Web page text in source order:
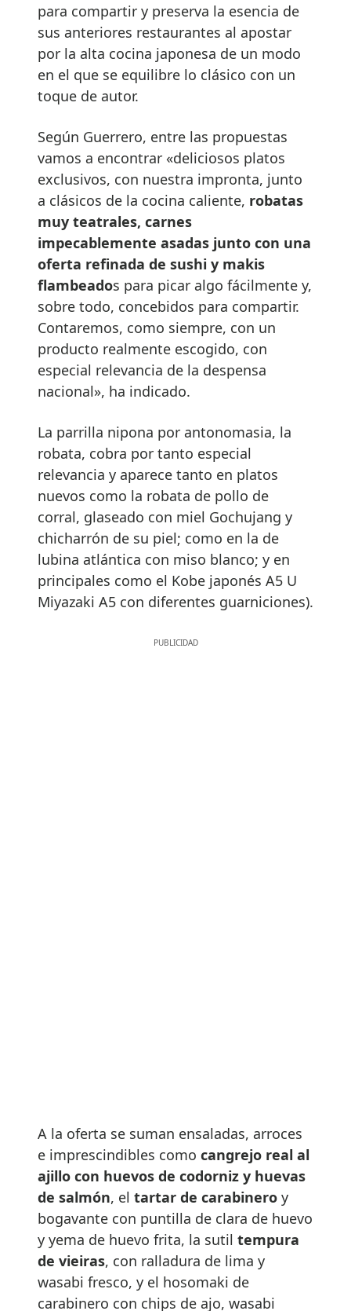
para compartir y preserva la esencia de
sus anteriores restaurantes al apostar
por la alta cocina japonesa de un modo
en el que se equilibre lo clásico con un
toque de autor.
Según Guerrero, entre las propuestas
vamos a encontrar «deliciosos platos
exclusivos, con nuestra impronta, junto
a clásicos de la cocina caliente, robatas
muy teatrales, carnes
impecablemente asadas junto con una
oferta refinada de sushi y makis
flambeados para picar algo fácilmente y,
sobre todo, concebidos para compartir.
Contaremos, como siempre, con un
producto realmente escogido, con
especial relevancia de la despensa
nacional», ha indicado.
La parrilla nipona por antonomasia, la
robata, cobra por tanto especial
relevancia y aparece tanto en platos
nuevos como la robata de pollo de
corral, glaseado con miel Gochujang y
chicharrón de su piel; como en la de
lubina atlántica con miso blanco; y en
principales como el Kobe japonés A5 U
Miyazaki A5 con diferentes guarniciones).
A la oferta se suman ensaladas, arroces
e imprescindibles como cangrejo real al
ajillo con huevos de codorniz y huevas
de salmón, el tartar de carabinero y
bogavante con puntilla de clara de huevo
y yema de huevo frita, la sutil tempura
de vieiras, con ralladura de lima y
wasabi fresco, y el hosomaki de
carabinero con chips de ajo, wasabi